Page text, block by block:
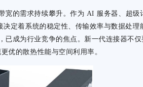
宽的需求持续攀升。作为 AI 服务器、超级
定着系统的稳定性、传输效率与数据处理
已成为行业竞争的焦点。新一代连接器不仅
优的散热性能与空间利用率。